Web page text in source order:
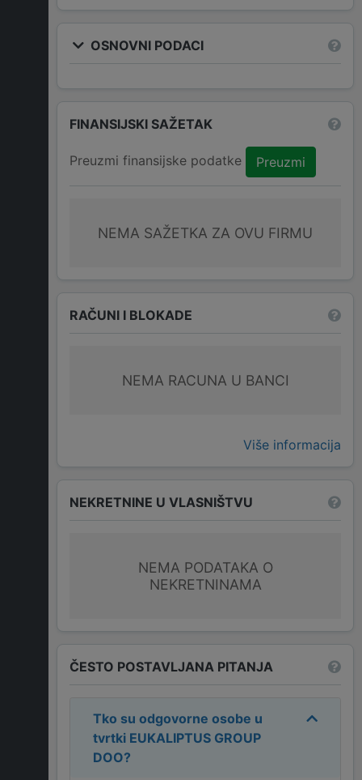
OSNOVNI PODACI
FINANSIJSKI SAŽETAK
Preuzmi finansijske podatke Preuzmi
NEMA SAŽETKA ZA OVU FIRMU
RAČUNI I BLOKADE
NEMA RACUNA U BANCI
Više informacija
NEKRETNINE U VLASNIŠTVU
NEMA PODATAKA O
NEKRETNINAMA
ČESTO POSTAVLJANA PITANJA
Tko su odgovorne osobe u
tvrtki EUKALIPTUS GROUP
DOO?